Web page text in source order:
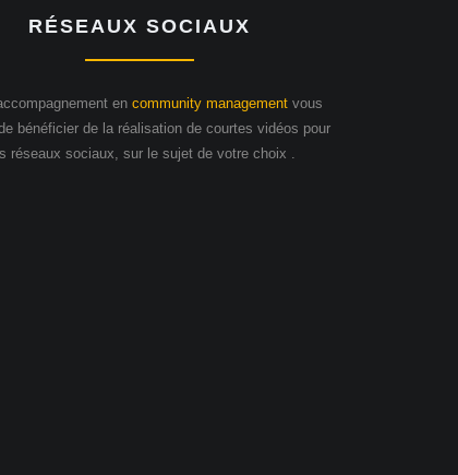
RÉSEAUX SOCIAUX
en community managementvous
bénéficier de la réalisation de courtes vidéos pour
réseaux sociaux, sur le sujet de votre choix .